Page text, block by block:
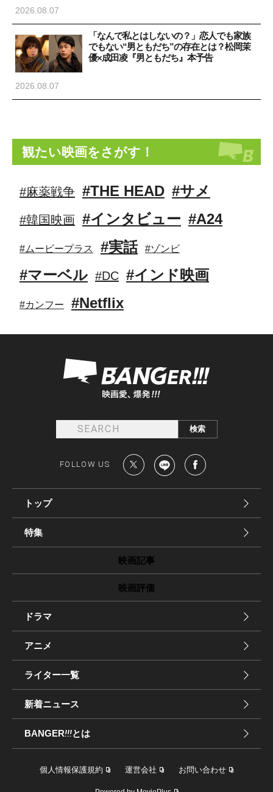
2026.08.07
「なんで私とはしないの？」恋人でも家族
でもない“男ともだち”の存在とは？松岡茉
優×成田凌『男ともだち』本予告
2026.08.07
観たい映画をさがす！
#麻薬戦争 #THE HEAD #サメ
#韓国映画 #インタビュー #A24
#ムービープラス #実話 #ゾンビ
#マーベル #DC #インド映画
#カンフー #Netflix
FOLLOW US
トップ
特集
映画記事
映画評価
ドラマ
アニメ
ライター一覧
新着ニュース
BANGER!!!とは
個人情報保護規約 運営会社 お問い合わせ